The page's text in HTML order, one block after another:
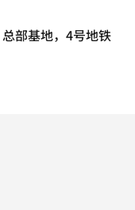
部基地，4号地铁